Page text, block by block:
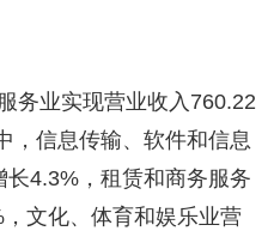
业实现营业收入760.22
，信息传输、软件和信息
4.3%，租赁和商务服务
文化、体育和娱乐业营